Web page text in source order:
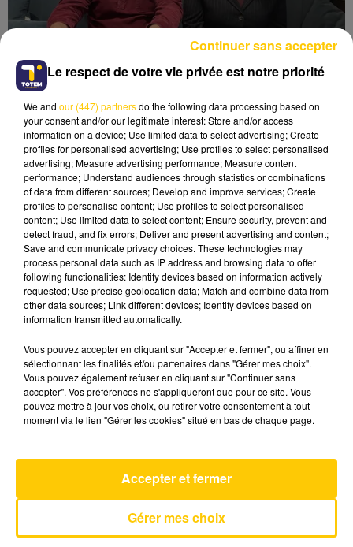
FLORIAN MONTEILLET MÈNERA LA LISTE
RODEZ CITOYEN
MUNICIPALES À FIGEAC : PHILIPPE
Le respect de votre vie privée est notre priorité
We and our (447) partnersdo the following data processing based on
your consent and/or our legitimate interest: Store and/or access
information on a device; Use limited data to select advertising; Create
profiles for personalised advertising; Use profiles to select personalised
advertising; Measure advertising performance; Measure content
performance; Understand audiences through statistics or combinations
of data from different sources; Develop and improve services; Create
profiles to personalise content; Use profiles to select personalised
content; Use limited data to select content; Ensure security, prevent and
detect fraud, and fix errors; Deliver and present advertising and content;
Save and communicate privacy choices. These technologies may
process personal data such as IP address and browsing data to offer
following functionalities: Identify devices based on information actively
requested; Use precise geolocation data; Match and combine data from
other data sources; Link different devices; Identify devices based on
information transmitted automatically.
Vous pouvez accepter en cliquant sur "Accepter et fermer", ou affiner en
sélectionnant les finalités et/ou partenaires dans "Gérer mes choix".
Vous pouvez également refuser en cliquant sur "Continuer sans
accepter". Vos préférences ne s'appliqueront que pour ce site. Vous
pouvez mettre à jour vos choix, ou retirer votre consentement à tout
moment via le lien "Gérer les cookies" situé en bas de chaque page.
Gérer mes choix
Accepter et fermer
Continuer sans accepter